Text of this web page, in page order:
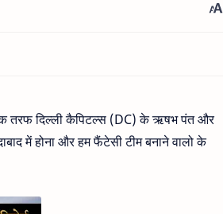
तरफ दिल्ली कैपिटल्स (DC) के ऋषभ पंत और
में होना और हम फैंटेसी टीम बनाने वालो के